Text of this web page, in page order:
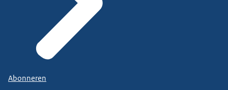
Abonneren